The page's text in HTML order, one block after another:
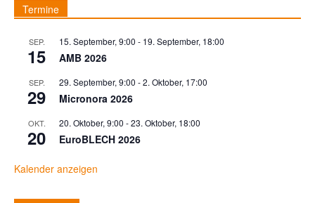
Termine
SEP.
15
15. September, 9:00 - 19. September, 18:00
AMB 2026
SEP.
29
29. September, 9:00 -2. Oktober, 17:00
Micronora 2026
OKT.
20
20. Oktober, 9:00 -23. Oktober, 18:00
EuroBLECH 2026
Kalender anzeigen